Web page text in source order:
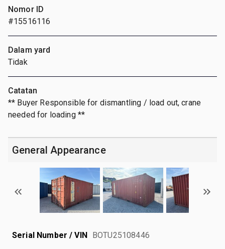
Nomor ID
#15516116
Dalam yard
Tidak
Catatan
** Buyer Responsible for dismantling / load out, crane
needed for loading **
General Appearance
Serial Number / VIN BOTU25108446